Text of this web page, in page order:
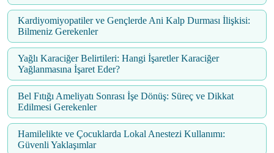
Kardiyomiyopatiler ve Gençlerde Ani Kalp Durması İlişkisi:
Bilmeniz Gerekenler
Yağlı Karaciğer Belirtileri: Hangi İşaretler Karaciğer
Yağlanmasına İşaret Eder?
Bel Fıtığı Ameliyatı Sonrası İşe Dönüş: Süreç ve Dikkat
Edilmesi Gerekenler
Hamilelikte ve Çocuklarda Lokal Anestezi Kullanımı:
Güvenli Yaklaşımlar